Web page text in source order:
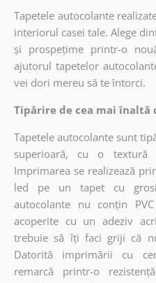
Tapetele autocolante
interiorul casei tale. Alege
și prospețime printr-o
ajutorul tapetelor
vei dori mereu să te întorci.
Tipărire de cea mai înaltă
Tapetele autocolante sunt
superioară, cu o
Imprimarea se realizează
led pe un tapet cu
autocolante nu conțin
acoperite cu un adeziv
trebuie să îți faci griji că
Datorită imprimării cu
remarcă printr-o